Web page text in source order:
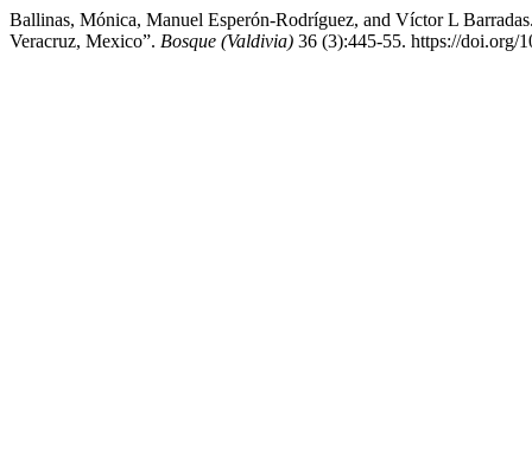
Ballinas, Mónica, Manuel Esperón-Rodríguez, and Víctor L
Veracruz, Mexico”. Bosque (Valdivia) 36 (3):445-55. https://doi.org/